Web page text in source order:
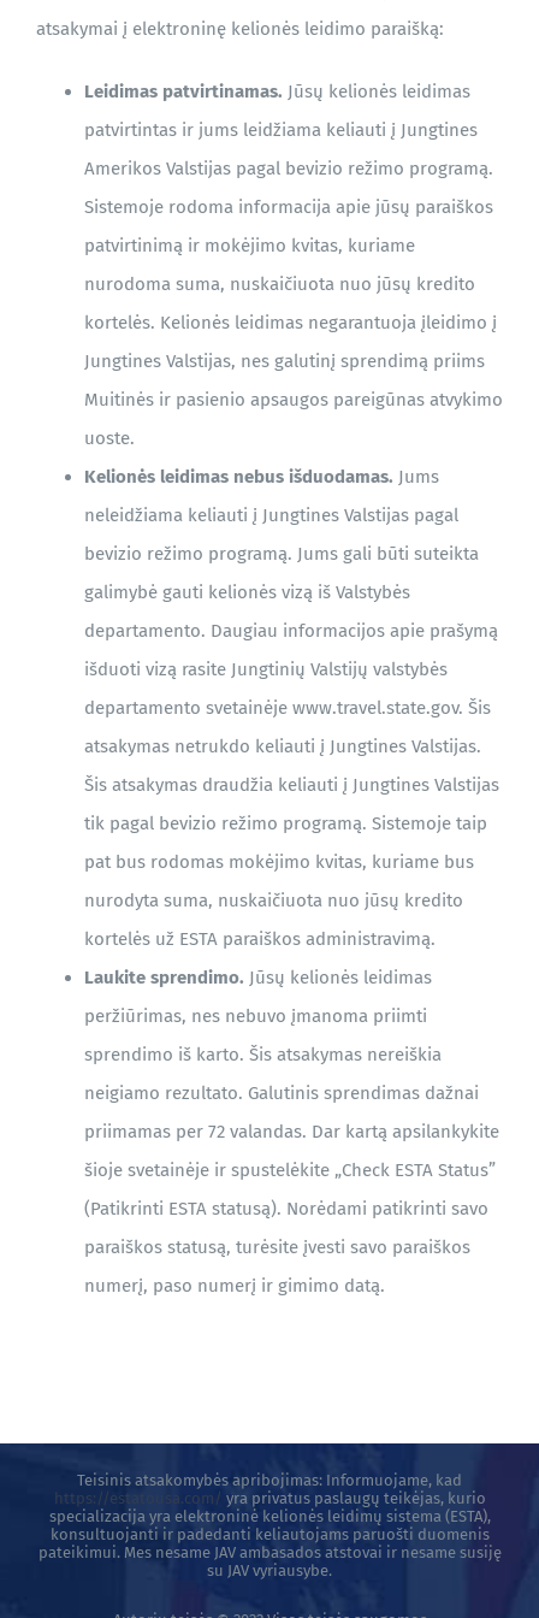
TINKLARAŠTIS
atsakymai į elektroninę kelionės leidimo paraišką:
Leidimas patvirtinamas. Jūsų kelionės leidimas
patvirtintas ir jums leidžiama keliauti į Jungtines
Amerikos Valstijas pagal bevizio režimo programą.
Sistemoje rodoma informacija apie jūsų paraiškos
patvirtinimą ir mokėjimo kvitas, kuriame
nurodoma suma, nuskaičiuota nuo jūsų kredito
kortelės. Kelionės leidimas negarantuoja įleidimo į
Jungtines Valstijas, nes galutinį sprendimą priims
Muitinės ir pasienio apsaugos pareigūnas atvykimo
uoste.
Kelionės leidimas nebus išduodamas. Jums
neleidžiama keliauti į Jungtines Valstijas pagal
bevizio režimo programą. Jums gali būti suteikta
galimybė gauti kelionės vizą iš Valstybės
departamento. Daugiau informacijos apie prašymą
išduoti vizą rasite Jungtinių Valstijų valstybės
departamento svetainėje www.travel.state.gov. Šis
atsakymas netrukdo keliauti į Jungtines Valstijas.
Šis atsakymas draudžia keliauti į Jungtines Valstijas
tik pagal bevizio režimo programą. Sistemoje taip
pat bus rodomas mokėjimo kvitas, kuriame bus
nurodyta suma, nuskaičiuota nuo jūsų kredito
kortelės už ESTA paraiškos administravimą.
Laukite sprendimo. Jūsų kelionės leidimas
peržiūrimas, nes nebuvo įmanoma priimti
sprendimo iš karto. Šis atsakymas nereiškia
neigiamo rezultato. Galutinis sprendimas dažnai
priimamas per 72 valandas. Dar kartą apsilankykite
šioje svetainėje ir spustelėkite „Check ESTA Status”
(Patikrinti ESTA statusą). Norėdami patikrinti savo
paraiškos statusą, turėsite įvesti savo paraiškos
numerį, paso numerį ir gimimo datą.
Teisinis atsakomybės apribojimas: Informuojame, kad
https://estatousa.com/ yra privatus paslaugų teikėjas, kurio
specializacija yra elektroninė kelionės leidimų sistema (ESTA),
konsultuojanti ir padedanti keliautojams paruošti duomenis
pateikimui. Mes nesame JAV ambasados ​​atstovai ir nesame susiję
su JAV vyriausybe.